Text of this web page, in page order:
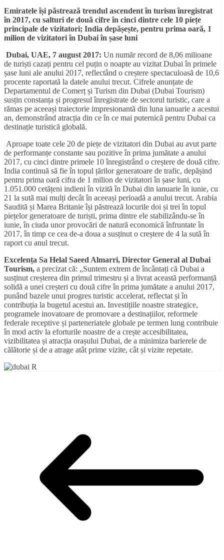
Emiratele își păstrează trendul ascendent în turism înregistrat
în 2017, cu salturi de două cifre în cinci dintre cele 10 piețe
principale de vizitatori; India depășește, pentru prima oară, 1
milion de vizitatori în Dubai în șase luni
Dubai, UAE, 7 august 2017: Un număr record de 8,06 milioane
de turiști cazați pentru cel puțin o noapte au vizitat Dubai în primele
șase luni ale anului 2017, reflectând o creștere spectaculoasă de 10,6
procente raportată la datele anului trecut. Cifrele anunțate de
Departamentul de Comerț și Turism din Dubai (Dubai Tourism)
susțin constanța și progresul înregistrate de sectorul turistic, care a
rămas pe aceeași traiectorie impresionantă din luna ianuarie a acestui
an, demonstrând atracția din ce în ce mai puternică pentru Dubai ca
destinație turistică globală.
Aproape toate cele 20 de piețe de vizitatori din Dubai au avut parte
de performanțe constante sau pozitive în prima jumătate a anului
2017, cu cinci dintre primele 10 înregistrând o creștere de două cifre.
India continuă să fie în topul țărilor generatoare de trafic, depășind
pentru prima oară cifra de 1 milion de vizitatori în șase luni, cu
1.051.000 cetățeni indieni în vizită în Dubai din ianuarie în iunie, cu
21 la sută mai mulți decât în aceeași perioadă a anului trecut. Arabia
Saudită și Marea Britanie își păstrează locurile doi și trei în topul
piețelor generatoare de turiști, prima dintre ele stabilizându-se în
iunie, în ciuda unor provocări de natură economică înfruntate în
2017, în timp ce cea de-a doua a susținut o creștere de 4 la sută în
raport cu anul trecut.
Excelența Sa Helal Saeed Almarri, Director General al Dubai
Tourism, a precizat că: „Suntem extrem de încântați că Dubai a
susținut creșterea din primul trimestru și a livrat această performanță
solidă a unei creșteri cu două cifre în prima jumătate a anului 2017,
punând bazele unui progres turistic accelerat, reflectat și în
contribuția la bugetul acestui an. Investițiile noastre strategice,
programele inovatoare de promovare a destinațiilor, reformele
federale receptive și parteneriatele globale pe termen lung contribuie
în mod activ la eforturile noastre de a crește accesibilitatea,
vizibilitatea și atracția orașului Dubai, de a minimiza barierele de
călătorie și de a atrage atât prime vizite, cât și vizite repetate.